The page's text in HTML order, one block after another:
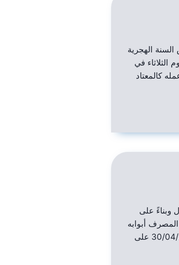
السنة الهجرية
الثلاثاء في
عمله كالمعتاد
وبناءً على
أبوابه
بكافة فروعه يوم الخميس في 30/04/2026 على